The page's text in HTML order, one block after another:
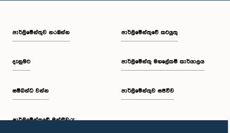
පාර්ලි‌මේන්තුව නරඹන්න
දැනුමට
සම්බන්ධ වන්න
පාර්ලි‌මේන්තුවේ මන්ත්‍රීවරු
පාර්ලිමේන්තුවේ කටයුතු
පාර්ලිමේන්තු මහලේකම් කාර්යාලය
පාර්ලිමේන්තුව සජීවීව